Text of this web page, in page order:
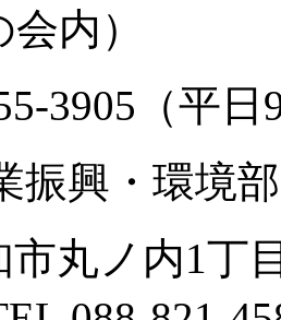
内）
3905（平日
振興・環境
市丸ノ内1丁